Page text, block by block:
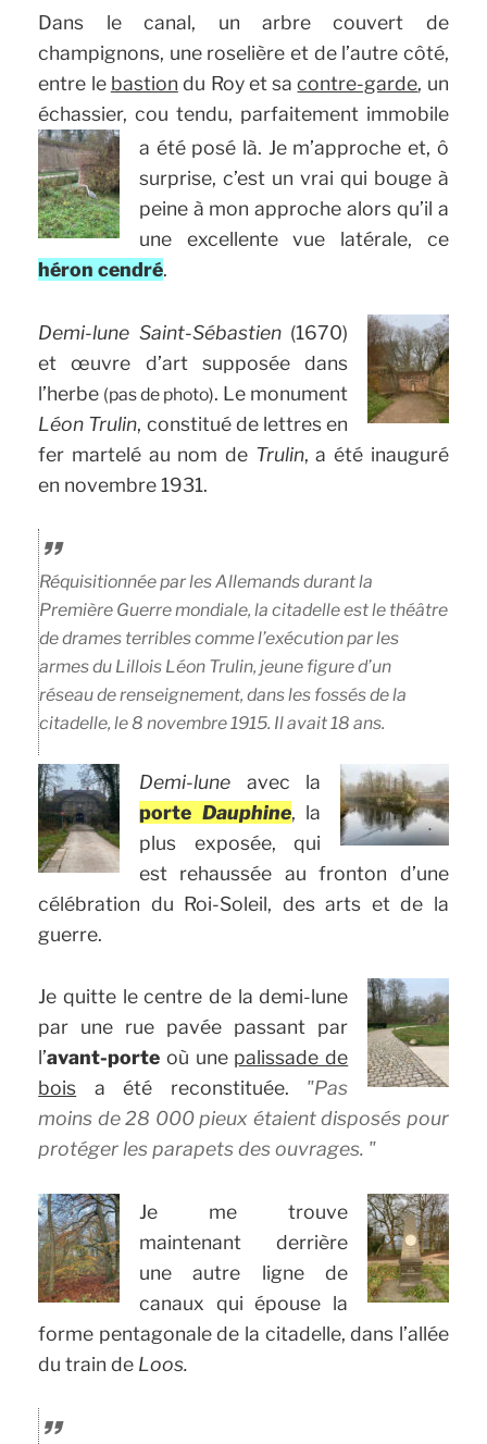
Dans le canal, un arbre couvert de
champignons, une roselière et de l’autre côté,
entre le bastion du Roy et sacontre-garde, un
échassier, cou tendu, parfaitement immobile
a été posé là. Je m’approche et, ô
surprise, c’est un vrai qui bouge à
peine à mon approche alors qu’il a
une excellente vue latérale, ce
héron cendré.
Demi-lune Saint-Sébastien(1670)
et œuvre d’art supposée dans
l’herbe (pas de photo). Le monument
Léon Trulin, constitué de lettres en
fer martelé au nom de Trulin, a été inauguré
en novembre 1931.
Réquisitionnée par les Allemands durant la
Première Guerre mondiale, la citadelle est le théâtre
de drames terribles comme l’exécution par les
armes du Lillois Léon Trulin, jeune figure d’un
réseau de renseignement, dans les fossés de la
citadelle, le 8 novembre 1915. Il avait 18 ans.
Demi-luneavec la
porte Dauphine, la
plus exposée, qui
est rehaussée au fronton d’une
célébration du Roi-Soleil, des arts et de la
guerre.
Je quitte le centre de la demi-lune
par une rue pavée passant par
l’avant-porte où une palissade de
bois a été reconstituée.
Pas
moins de 28 000 pieux étaient disposés pour
protéger les parapets des ouvrages.
Je me trouve
maintenant derrière
une autre ligne de
canaux qui épouse la
forme pentagonale de la citadelle, dans l’allée
du train de Loos.